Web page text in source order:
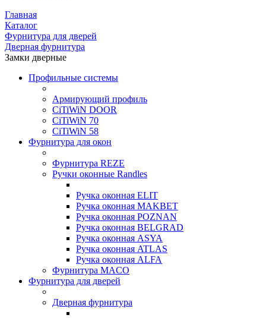
Главная
Каталог
Фурнитура для дверей
Дверная фурнитура
Замки дверные
Профильные системы
Армирующий профиль
CiTiWiN DOOR
CiTiWiN 70
CiTiWiN 58
Фурнитура для окон
Фурнитура REZE
Ручки оконные Randles
Ручка оконная ELIT
Ручка оконная MAKBET
Ручка оконная POZNAN
Ручка оконная BELGRAD
Ручка оконная ASYA
Ручка оконная ATLAS
Ручка оконная ALFA
Фурнитура MACO
Фурнитура для дверей
Дверная фурнитура